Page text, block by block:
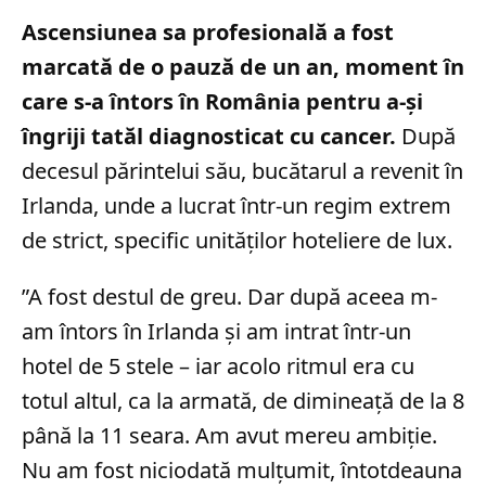
Ascensiunea sa profesională a fost
marcată de o pauză de un an, moment în
care s-a întors în România pentru a-și
îngriji tatăl diagnosticat cu cancer. După
decesul părintelui său, bucătarul a revenit în
Irlanda, unde a lucrat într-un regim extrem
de strict, specific unităților hoteliere de lux.
”A fost destul de greu. Dar după aceea m-
am întors în Irlanda și am intrat într-un
hotel de 5 stele – iar acolo ritmul era cu
totul altul, ca la armată, de dimineață de la 8
până la 11 seara. Am avut mereu ambiție.
Nu am fost niciodată mulțumit, întotdeauna